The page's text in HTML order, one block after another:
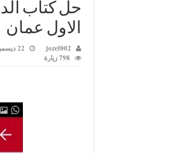
حل كتاب
الاول عمان
jozef002 22 ديسمبر، 2021
798 زيارة